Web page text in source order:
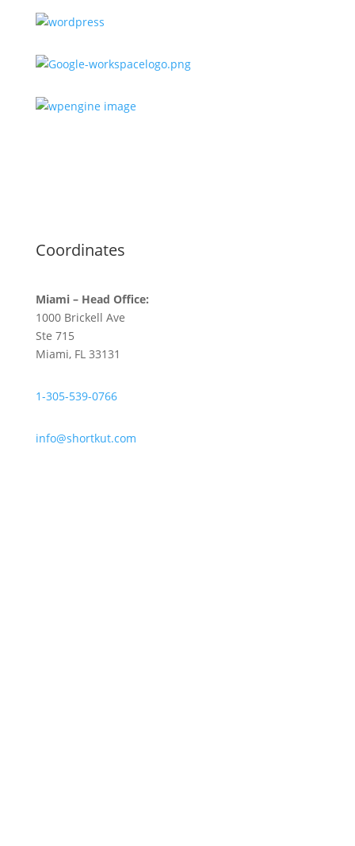
Coordinates
Miami – Head Office:
1000 Brickell Ave
Ste 715
Miami, FL 33131
1-305-539-0766
info@shortkut.com